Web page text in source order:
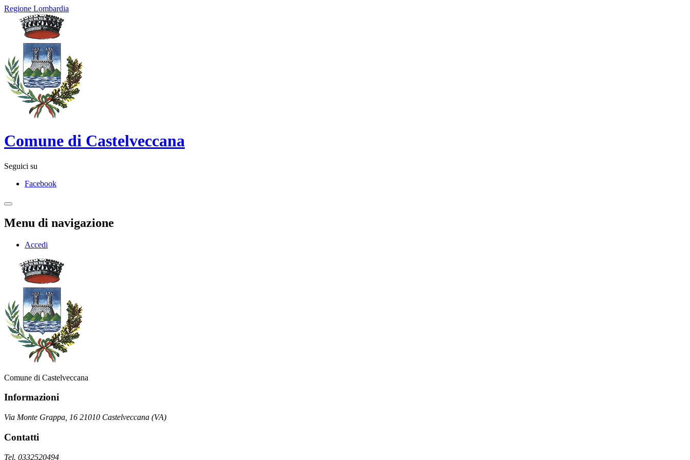
Regione Lombardia
Comune di Castelveccana
Seguici su
Facebook
Menu di navigazione
Accedi
Comune di Castelveccana
Informazioni
Via Monte Grappa, 16 21010 Castelveccana (VA)
Contatti
Tel. 0332520494